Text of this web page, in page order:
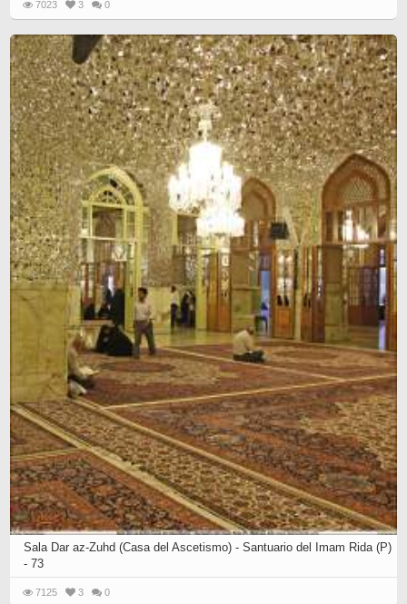
7023 3 0
Sala Dar az-Zuhd (Casa del Ascetismo) - Santuario del Imam Rida (P)
- 73
7125 3 0